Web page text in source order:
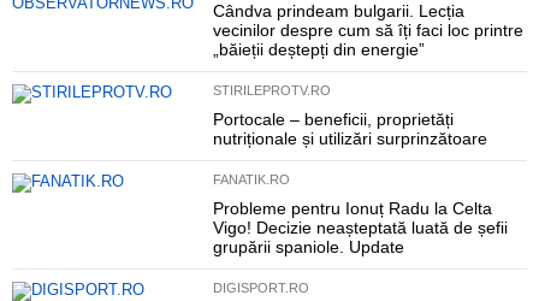
Cândva prindeam bulgarii. Lecția
vecinilor despre cum să îți faci loc printre
„băieții deștepți din energie”
STIRILEPROTV.RO
Portocale – beneficii, proprietăți
nutriționale și utilizări surprinzătoare
FANATIK.RO
Probleme pentru Ionuț Radu la Celta
Vigo! Decizie neașteptată luată de șefii
grupării spaniole. Update
DIGISPORT.RO